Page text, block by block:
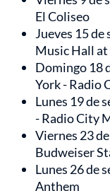
El Coliseo
Jueves 15
Music Hall at
Domingo 18
York - Radio
Lunes 19 de
- Radio City
Viernes 23
Budweiser
Lunes 26 de
Anthem